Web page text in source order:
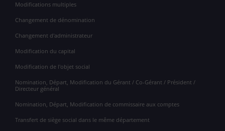
Modifications multiples
Changement de dénomination
Changement d'administrateur
Modification du capital
Modification de l'objet social
Nomination, Départ, Modification du Gérant / Co-Gérant / Président /
Directeur général
Nomination, Départ, Modification de commissaire aux comptes
Transfert de siège social dans le même département